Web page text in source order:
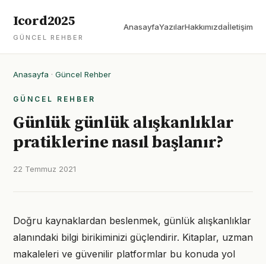
Icord2025
GÜNCEL REHBER
AnasayfaYazılarHakkımızdaİletişim
Anasayfa · Güncel Rehber
GÜNCEL REHBER
Günlük günlük alışkanlıklar
pratiklerine nasıl başlanır?
22 Temmuz 2021
Doğru kaynaklardan beslenmek, günlük alışkanlıklar
alanındaki bilgi birikiminizi güçlendirir. Kitaplar, uzman
makaleleri ve güvenilir platformlar bu konuda yol